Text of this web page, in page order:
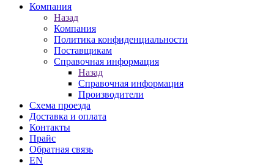
Компания
Назад
Компания
Политика конфиденциальности
Поставщикам
Справочная информация
Назад
Справочная информация
Производители
Схема проезда
Доставка и оплата
Контакты
Прайс
Обратная связь
EN